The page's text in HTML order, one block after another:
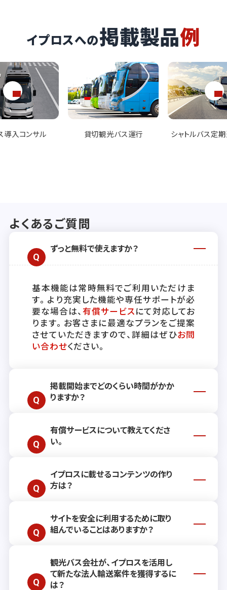
イプロスへの掲載製品例
光バス運行 シャトルバス定期運行契約 MICEイベント送
よくあるご質問
ずっと無料で使えますか？
基本機能は常時無料でご利用いただけま
す。より充実した機能や専任サポートが必
要な場合は、有償サービスにて対応してお
ります。お客さまに最適なプランをご提案
させていただきますので、詳細はぜひお問
い合わせください。
掲載開始までどのくらい時間がかか
りますか？
通常、掲載開始までには約2週間ほどお時
間をいただいております。ただし、お客さ
ざいますので、詳しくはお気軽にお問い合
わせ ください。
有償サービスについて教えてくださ
い。
有償サービスでは、リード獲得を継続的に
支援するプランや、単発でご利用いただけ
す。お客さまのビジネスニーズに沿った最
適なご提案・お見積もりをいたしますの
で、ぜひお問い合わせください。（リード獲
）
イプロスに載せるコンテンツの作り
方は？
効果的なコンテンツ作成のためのポイント
や手法をまとめた記事 を公開しておりま
ましたらヘルプサイトをご覧いただくか、
問い合わせフォームよりご相談ください。
サイトを安全に利用するために取り
組んでいることはありますか？
観光バス会社が、イプロスを活用して新た
な法人輸送案件を獲得するには？
観光バス会社が、イプロスを活用し
て新たな法人輸送案件を獲得するに
は？